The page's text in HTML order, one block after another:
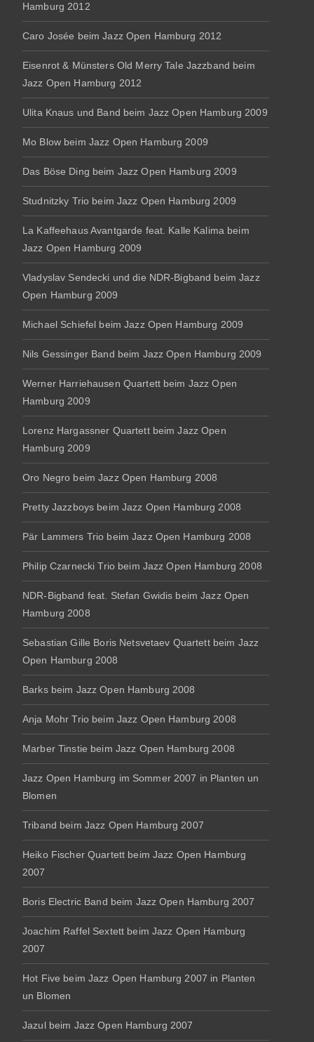
Hamburg 2012
Caro Josée beim Jazz Open Hamburg 2012
Eisenrot & Münsters Old Merry Tale Jazzband beim
Jazz Open Hamburg 2012
Ulita Knaus und Band beim Jazz Open Hamburg 2009
Mo Blow beim Jazz Open Hamburg 2009
Das Böse Ding beim Jazz Open Hamburg 2009
Studnitzky Trio beim Jazz Open Hamburg 2009
La Kaffeehaus Avantgarde feat. Kalle Kalima beim
Jazz Open Hamburg 2009
Vladyslav Sendecki und die NDR-Bigband beim Jazz
Open Hamburg 2009
Michael Schiefel beim Jazz Open Hamburg 2009
Nils Gessinger Band beim Jazz Open Hamburg 2009
Werner Harriehausen Quartett beim Jazz Open
Hamburg 2009
Lorenz Hargassner Quartett beim Jazz Open
Hamburg 2009
Oro Negro beim Jazz Open Hamburg 2008
Pretty Jazzboys beim Jazz Open Hamburg 2008
Pär Lammers Trio beim Jazz Open Hamburg 2008
Philip Czarnecki Trio beim Jazz Open Hamburg 2008
NDR-Bigband feat. Stefan Gwidis beim Jazz Open
Hamburg 2008
Sebastian Gille Boris Netsvetaev Quartett beim Jazz
Open Hamburg 2008
Barks beim Jazz Open Hamburg 2008
Anja Mohr Trio beim Jazz Open Hamburg 2008
Marber Tinstie beim Jazz Open Hamburg 2008
Jazz Open Hamburg im Sommer 2007 in Planten un
Blomen
Triband beim Jazz Open Hamburg 2007
Heiko Fischer Quartett beim Jazz Open Hamburg
2007
Boris Electric Band beim Jazz Open Hamburg 2007
Joachim Raffel Sextett beim Jazz Open Hamburg
2007
Hot Five beim Jazz Open Hamburg 2007 in Planten
un Blomen
Jazul beim Jazz Open Hamburg 2007